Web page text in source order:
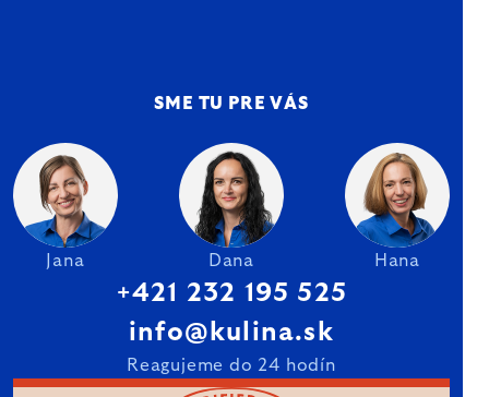
SME TU PRE VÁS
Jana Dana Hana
+421 232 195 525
info@kulina.sk
Reagujeme do 24 hodín